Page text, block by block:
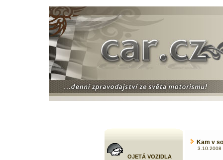
OJETÁ VOZIDLA
Kam v
3.10.2008